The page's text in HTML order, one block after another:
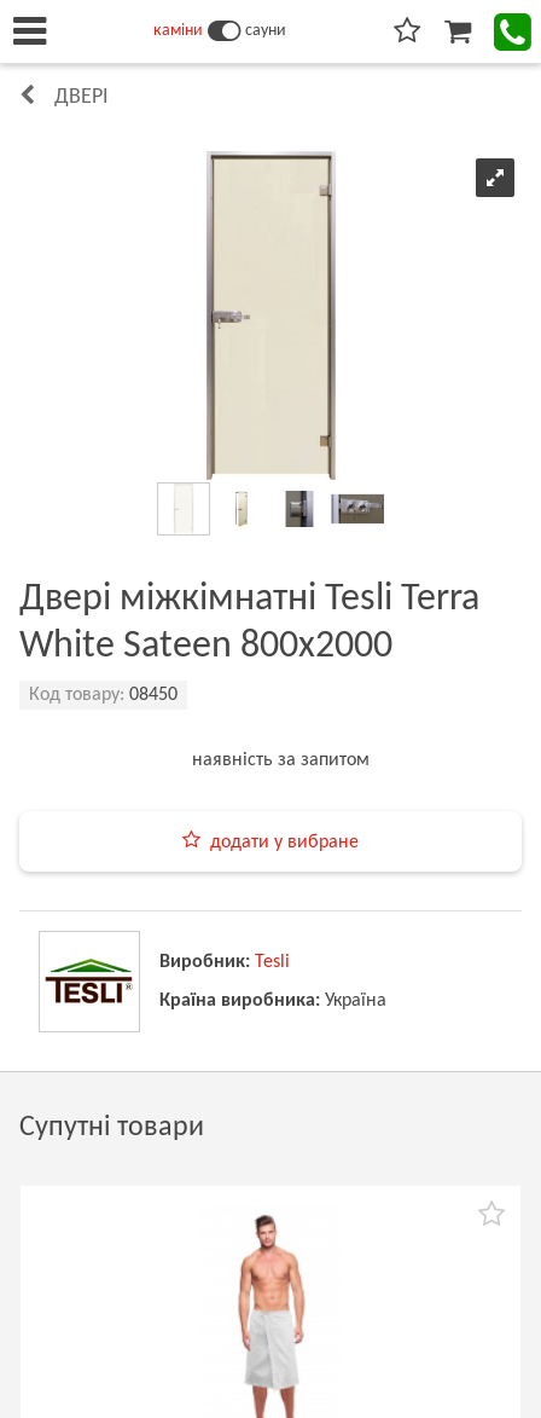
каміни сауни
ДВЕРІ
Двері міжкімнатні Tesli Terra
White Sateen 800х2000
Код товару: 08450
наявність за запитом
додати у вибране
Виробник: Tesli
Країна виробника: Україна
Супутні товари